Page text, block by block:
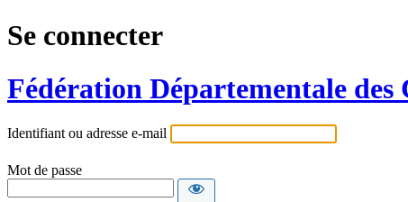
Se connecter
Fédération Départementale des
Identifiant ou adresse e-mail
Mot de passe